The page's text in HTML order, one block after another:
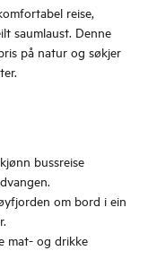
reise,
saumlaust. Denne
på natur og søkjer
bussreise
om bord i ein
mat- og drikke